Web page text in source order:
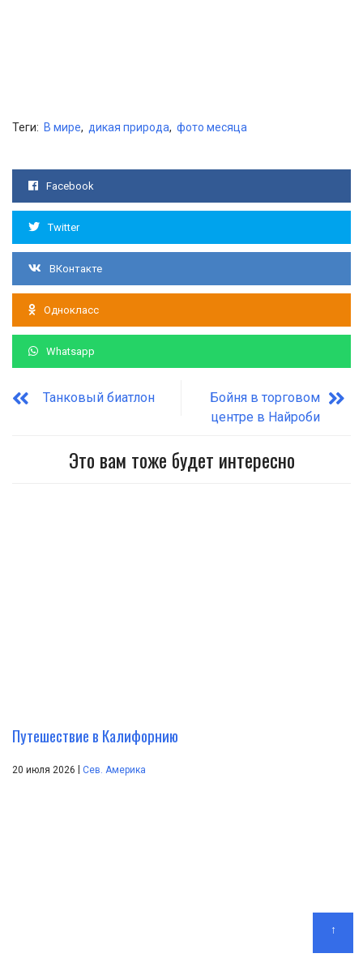
Теги: В мире, дикая природа, фото месяца
Facebook
Twitter
ВКонтакте
Однокласс
Whatsapp
Танковый биатлон
Бойня в торговом
центре в Найроби
Это вам тоже будет интересно
Путешествие в Калифорнию
20 июля 2026 Сев. Америка
↑